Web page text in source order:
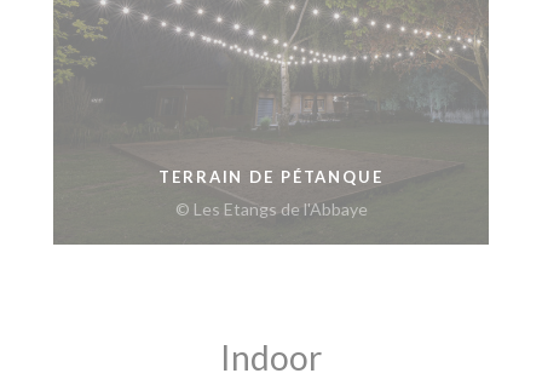
TERRAIN DE PÉTANQUE
© Les Etangs de l'Abbaye
Indoor